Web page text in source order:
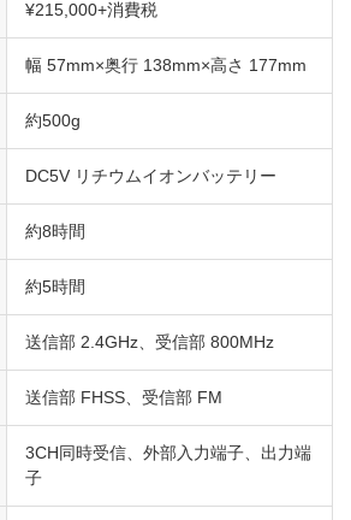
¥215,000+消費税
幅 57mm×奥行 138mm×高さ 177mm
約500g
DC5V リチウムイオンバッテリー
約8時間
約5時間
送信部 2.4GHz、受信部 800MHz
送信部 FHSS、受信部 FM
3CH同時受信、外部入力端子、出力端
子